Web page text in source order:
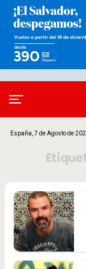
España, 7 de Agosto de